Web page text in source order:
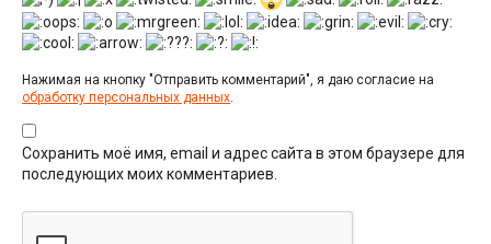
Нажимая на кнопку "Отправить комментарий", я даю согласие на
обработку персональных данных.
Сохранить моё имя, email и адрес сайта в этом браузере для
последующих моих комментариев.